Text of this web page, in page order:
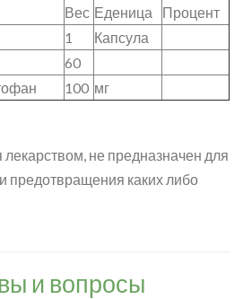
Вес Еденица
Процент
1
Капсула
60
100 мг
не предназначен для
предотвращения каких либо
и вопросы